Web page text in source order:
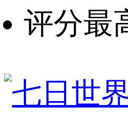
评分最